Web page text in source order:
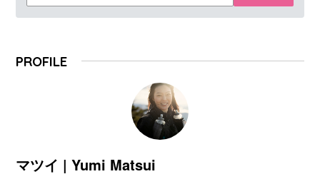
PROFILE
マツイ | Yumi Matsui